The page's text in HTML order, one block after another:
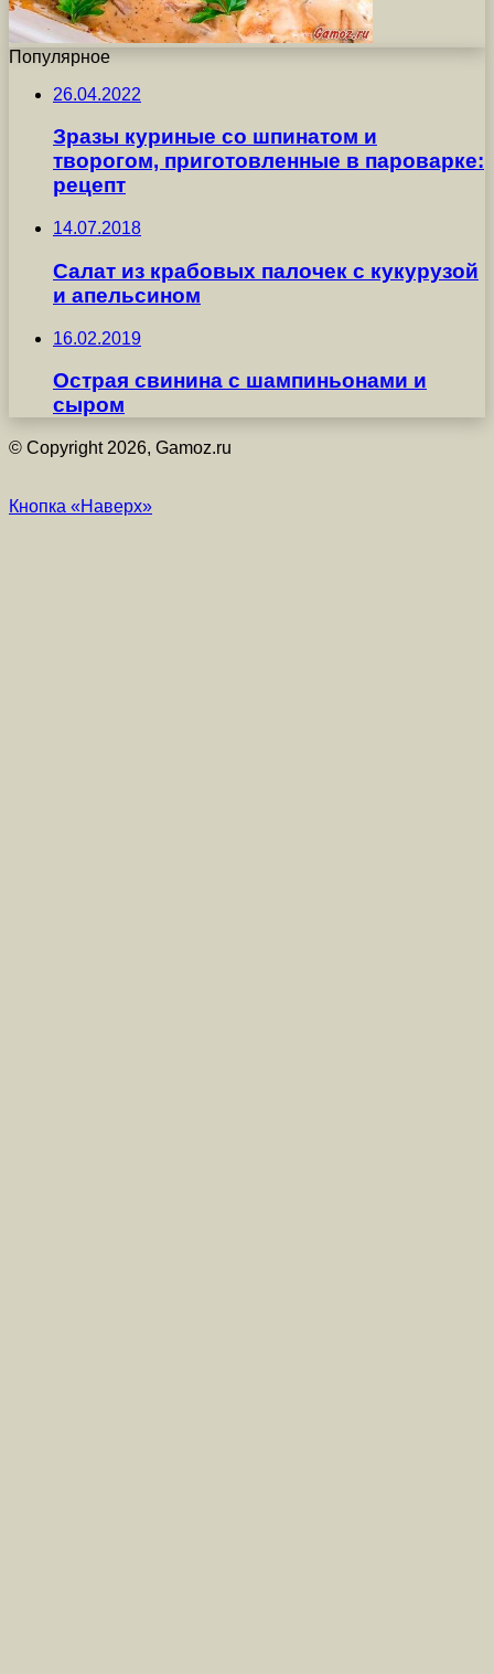
Популярное
26.04.2022
Зразы куриные со шпинатом и
творогом, приготовленные в пароварке:
рецепт
14.07.2018
Салат из крабовых палочек с кукурузой
и апельсином
16.02.2019
Острая свинина с шампиньонами и
сыром
© Copyright 2026, Gamoz.ru
Кнопка «Наверх»